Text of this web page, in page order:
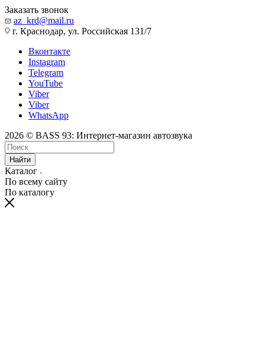
Заказать звонок
az_krd@mail.ru
г. Краснодар, ул. Российская 131/7
Вконтакте
Instagram
Telegram
YouTube
Viber
Viber
WhatsApp
2026 © BASS 93: Интернет-магазин автозвука
Найти
Каталог
По всему сайту
По каталогу